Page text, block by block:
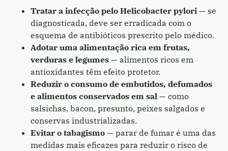
Tratar a infecção pelo Helicobacter pylori — se
diagnosticada, deve ser erradicada com o
esquema de antibióticos prescrito pelo médico.
Adotar uma alimentação rica em frutas,
verduras e legumes — alimentos ricos em
antioxidantes têm efeito protetor.
Reduzir o consumo de embutidos, defumados
e alimentos conservados em sal — como
salsichas, bacon, presunto, peixes salgados e
conservas industrializadas.
Evitar o tabagismo — parar de fumar é uma das
medidas mais eficazes para reduzir o risco de